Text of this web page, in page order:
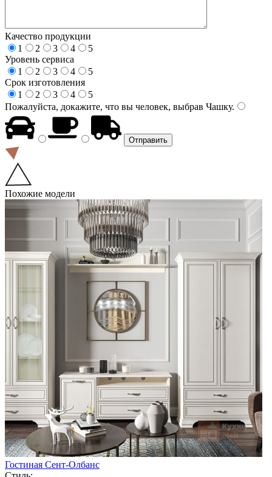
Качество продукции
1
2 3 4
5
Уровень сервиса
1
2 3 4
5
Срок изготовления
1
2 3 4
5
Пожалуйста, докажите, что вы человек, выбрав Чашку.
Похожие модели
Гостиная Сент-Олбанс